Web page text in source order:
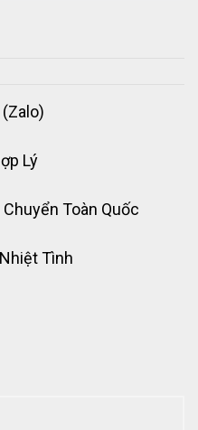
Lý
Toàn Quốc
Tình